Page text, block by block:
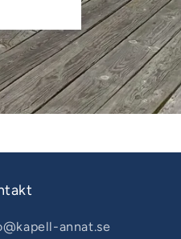
annat.se